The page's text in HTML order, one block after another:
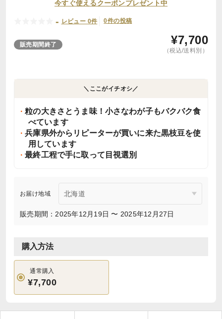
今すぐ使えるクーポンプレゼント中
- レビュー 0件 0件の投稿
販売期間終了 ¥7,700
（税込/送料別）
＼ここがイチオシ／
粒の大きさとうま味！小さなわが子もバクバク食
べています
兵庫県外からリピーターが買いに来た黒枝豆を使
用しています
最終工程で手に取って目視選別
お届け地域
販売期間：2025年12月19日 〜 2025年12月27日
購入方法
通常購入
¥7,700